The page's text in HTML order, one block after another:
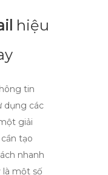
hiệu
tin
dụng các
giải
tạo
nhanh
là một số